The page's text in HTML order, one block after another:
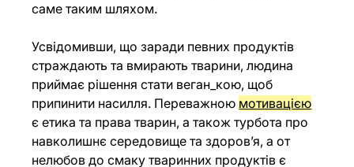
саме таким шляхом.
Усвідомивши, що заради певних продуктів
страждають та вмирають тварини, людина
приймає рішення стати веган_кою, щоб
припинити насилля. Переважною мотивацією
є етика та права тварин, а також турбота про
навколишнє середовище та здоров’я, а от
нелюбов до смаку тваринних продуктів є